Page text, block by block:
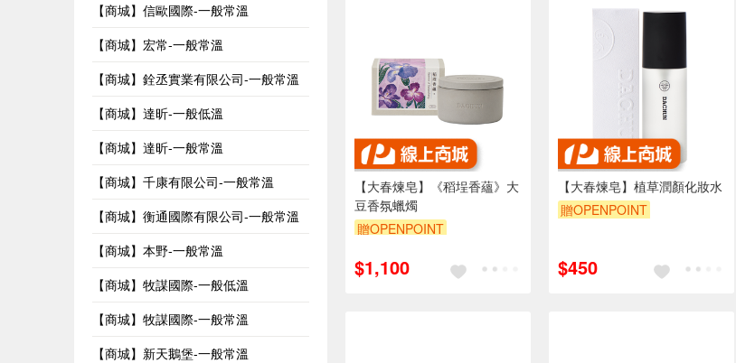
【商城】信歐國際-一般常溫
【商城】宏常-一般常溫
【商城】銓丞實業有限公司-一般常溫
【商城】達昕-一般低溫
【商城】達昕-一般常溫
【商城】千康有限公司-一般常溫
【商城】衡通國際有限公司-一般常溫
【商城】本野-一般常溫
【商城】牧謀國際-一般低溫
【商城】牧謀國際-一般常溫
【商城】新天鵝堡-一般常溫
【大春煉皂】《稻埕香蘊》大
豆香氛蠟燭
贈OPENPOINT
$1,100
【大春煉皂】植草潤顏化妝水
贈OPENPOINT
$450